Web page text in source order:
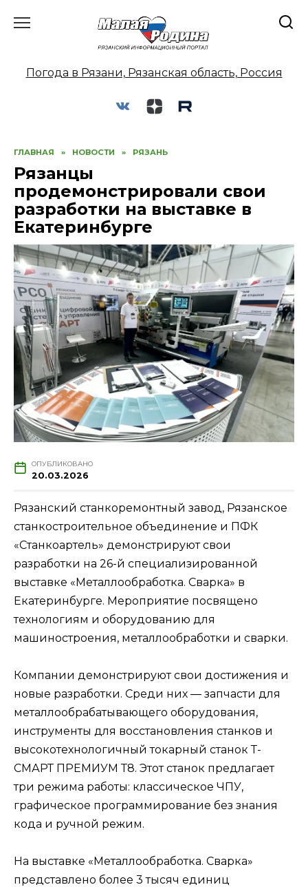
Погода в Рязани, Рязанская область, Россия
ГЛАВНАЯ » НОВОСТИ » РЯЗАНЬ
Рязанцы
продемонстрировали свои
разработки на выставке в
Екатеринбурге
ОПУБЛИКОВАНО
20.03.2026
Рязанский станкоремонтный завод, Рязанское
станкостроительное объединение и ПФК
«Станкоартель» демонстрируют свои
разработки на 26-й специализированной
выставке «Металлообработка. Сварка» в
Екатеринбурге. Мероприятие посвящено
технологиям и оборудованию для
машиностроения, металлообработки и сварки.
Компании демонстрируют свои достижения и
новые разработки. Среди них ― запчасти для
металлообрабатывающего оборудования,
инструменты для восстановления станков и
высокотехнологичный токарный станок Т-
СМАРТ ПРЕМИУМ Т8. Этот станок предлагает
три режима работы: классическое ЧПУ,
графическое программирование без знания
кода и ручной режим.
На выставке «Металлообработка. Сварка»
представлено более 3 тысяч единиц